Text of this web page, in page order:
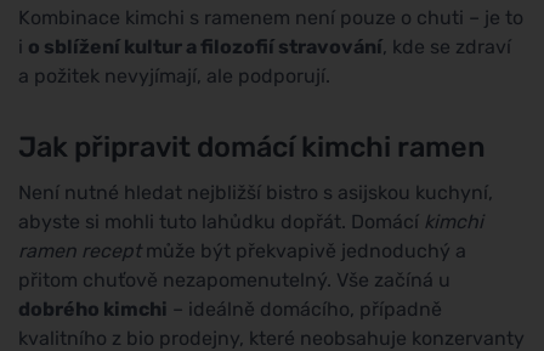
Kombinace kimchi s ramenem není pouze o chuti – je to
i o sblížení kultur a filozofií stravování, kde se zdraví
a požitek nevyjímají, ale podporují.
Jak připravit domácí kimchi ramen
Není nutné hledat nejbližší bistro s asijskou kuchyní,
abyste si mohli tuto lahůdku dopřát. Domácí kimchi
ramen receptmůže být překvapivě jednoduchý a
přitom chuťově nezapomenutelný. Vše začíná u
dobrého kimchi – ideálně domácího, případně
kvalitního z bio prodejny, které neobsahuje konzervanty